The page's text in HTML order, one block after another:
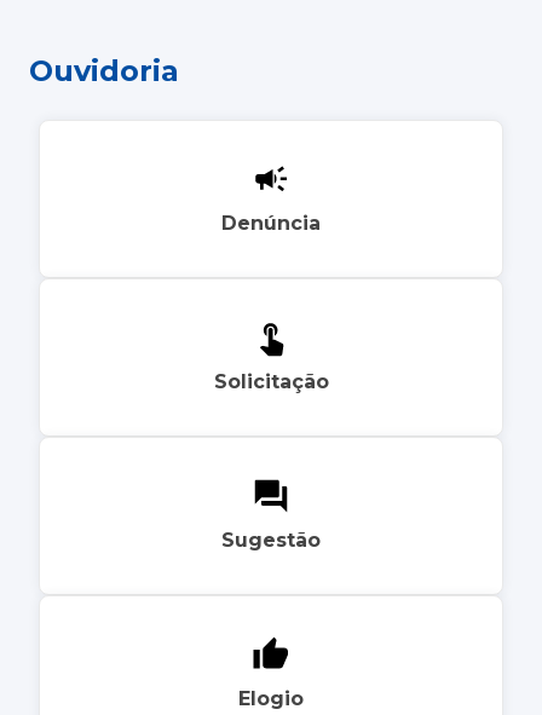
Ouvidoria
Denúncia
Solicitação
Sugestão
Elogio